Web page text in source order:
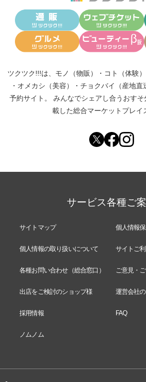
ツクツク!!!は、 モノ（物販） ・ コト（体験）
・ オメカシ（美容） ・ チョクバイ（産地直
予約サイト。
みんなでシェアし合う おすそ
載した総合マーケットプレイ
サービス各種ご
サイトマップ 個人情報
個人情報の取り扱いについて サイトご
各種お問い合わせ（総合窓口） ご意見・
出店をご検討のショップ様 運営会社
採用情報 FAQ
ノムノム